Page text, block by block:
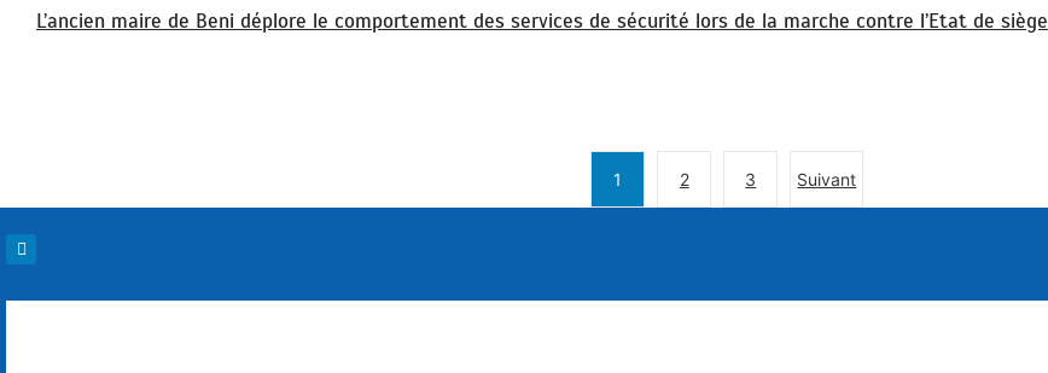
L’ancien maire de Beni déplore le comportement des services de sécurité lors de la marche contre l’Etat de siège
1 2 3 Suivant